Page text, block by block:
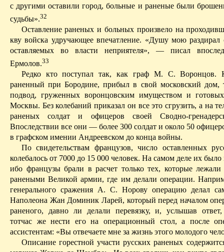
с другими оставили город, больные и раненые были
судьбы».32
Оставление раненых и больных произвело на
кву войска удручающее впечатление. «Душу мою раздирал
оставляемых во власти неприятеля», — писал
Ермолов.33
Редко кто поступал так, как граф М. С. Воронцов.
раненный при Бородине, прибыл в свой московский дом,
подвод, груженных воронцовским имуществом и
Москвы. Без колебаний приказал он все это сгрузить, а на
раненых солдат и офицеров своей Сводно-
Впоследствии все они — более 300 солдат и около 50
в графском имении Андреевском до конца войны.
По свидетельствам французов, число оставленных
колебалось от 7000 до 15 000 человек. На самом деле их
ибо французы брали в расчет только тех, которые
ранеными Великой армии, где им делали операции.
генерального сражения А. С. Норову операцию делал
Наполеона Жан Доминик Ларей, который перед началом
раненого, давно ли делали перевязку, и, услышав ответ,
тотчас же нести его на операционный стол, а после
ассистентам: «Вы отвечаете мне за жизнь этого молодого
Описание горестной участи русских раненых